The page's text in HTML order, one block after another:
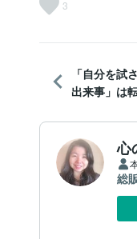
3
「自分を試
出来事」は
心
総